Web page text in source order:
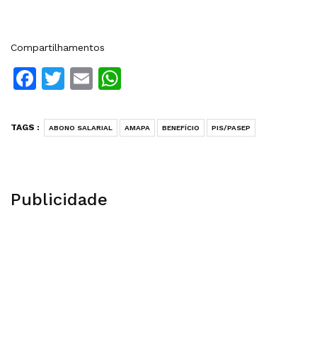
Compartilhamentos
Facebook
Twitter
Email
TAGS : ABONO SALARIAL AMAPA BENEFÍCIO PIS/PASEP
Publicidade